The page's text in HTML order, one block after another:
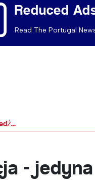
Reduced
Read The Portugal
-